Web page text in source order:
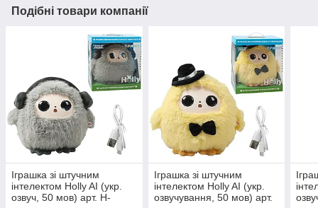
Подібні товари компанії
Іграшка зі штучним
інтелектом Holly AI (укр.
озвуч, 50 мов) арт. H-
Іграшка зі штучним
інтелектом Holly AI (укр.
озвучування, 50 мов) арт.